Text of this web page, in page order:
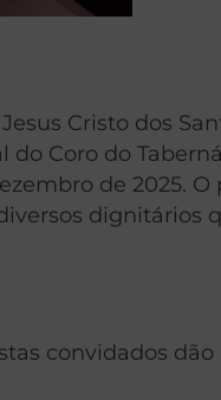
Cristo dos
Coro do
de 2025. O
dignitários
convidados